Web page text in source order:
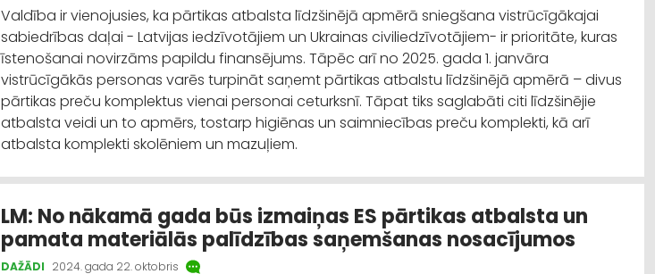
Valdība ir vienojusies, ka pārtikas atbalsta līdzšinējā apmērā sniegšana vistrūcīgākajai
sabiedrības daļai - Latvijas iedzīvotājiem un Ukrainas civiliedzīvotājiem- ir prioritāte, kuras
īstenošanai novirzāms papildu finansējums. Tāpēc arī no 2025. gada 1. janvāra
vistrūcīgākās personas varēs turpināt saņemt pārtikas atbalstu līdzšinējā apmērā – divus
pārtikas preču komplektus vienai personai ceturksnī. Tāpat tiks saglabāti citi līdzšinējie
atbalsta veidi un to apmērs, tostarp higiēnas un saimniecības preču komplekti, kā arī
atbalsta komplekti skolēniem un mazuļiem.
LM: No nākamā gada būs izmaiņas ES pārtikas atbalsta un
pamata materiālās palīdzības saņemšanas nosacījumos
DAŽĀDI 2024. gada 22. oktobris